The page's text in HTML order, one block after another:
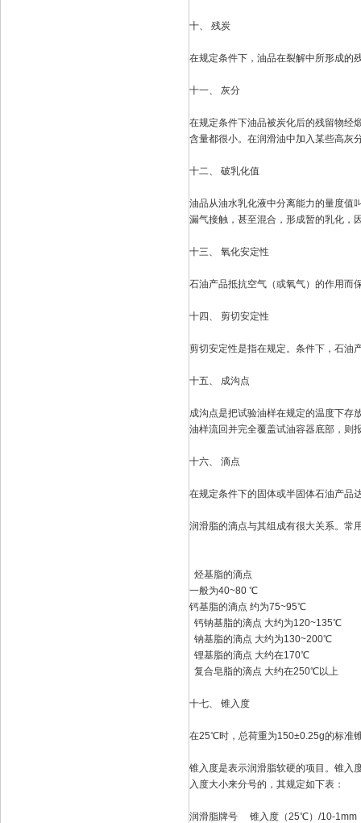
十、 残炭
在规定条件下，油品在裂解中所形成的
十一、 灰分
在规定条件下油品被炭化后的残留物经
含量都很小。在润滑油中加入某些高灰
十二、 破乳化值
油品从油水乳化液中分离能力的量度值
漏气接触，甚至混合，形成暂的乳化，
十三、 氧化安定性
石油产品抵抗空气（或氧气）的作用而
十四、 剪切安定性
剪切安定性是指在规定。条件下，石油
十五、 成沟点
成沟点是把试验油样在规定的温度下存
油样流回并完全覆盖试油容器底部，则
十六、 滴点
在规定条件下的固体或半固体石油产品
润滑脂的滴点与其组成有很大关系。常
烃基脂的滴点
一般为40~80 ℃
钙基脂的滴点 约为75~95℃
钙钠基脂的滴点 大约为120~135℃
钠基脂的滴点 大约为130~200℃
锂基脂的滴点 大约在170℃
复合皂脂的滴点 大约在250℃以上
十七、 锥入度
在25℃时，总荷重为150±0.25g的标准
锥入度是表示润滑脂软硬的项目。锥入
入度大小来分号的，其规定如下表：
润滑脂牌号 锥入度（25℃）/10-1mm